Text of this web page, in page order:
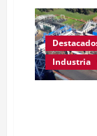
ni
la
Industria